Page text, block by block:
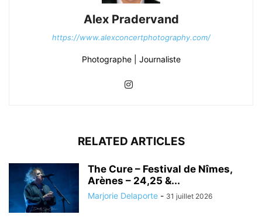
Alex Pradervand
https://www.alexconcertphotography.com/
Photographe | Journaliste
RELATED ARTICLES
The Cure – Festival de Nîmes,
Arènes – 24,25 &...
Marjorie Delaporte - 31 juillet 2026